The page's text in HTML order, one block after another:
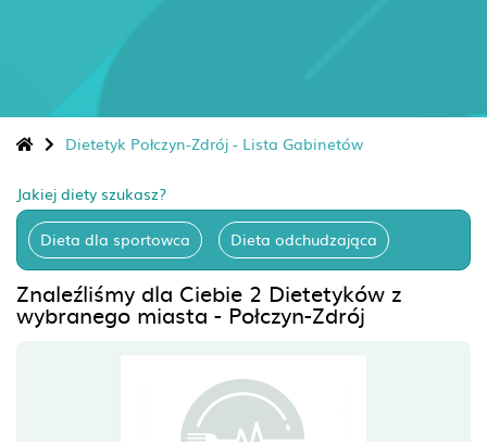
Dietetyk Połczyn-Zdrój - Lista Gabinetów
Jakiej diety szukasz?
Dieta dla sportowca Dieta odchudzająca
Znaleźliśmy dla Ciebie 2 Dietetyków z
wybranego miasta - Połczyn-Zdrój